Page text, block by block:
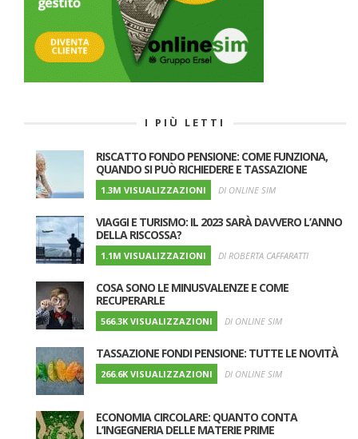
I PIÙ LETTI
RISCATTO FONDO PENSIONE: COME FUNZIONA,
QUANDO SI PUÒ RICHIEDERE E TASSAZIONE
1.3M VISUALIZZAZIONI DI ONLINE SIM
VIAGGI E TURISMO: IL 2023 SARÀ DAVVERO L’ANNO
DELLA RISCOSSA?
1.1M VISUALIZZAZIONI DI ROBERTA CAFFARATTI
COSA SONO LE MINUSVALENZE E COME
RECUPERARLE
566.3K VISUALIZZAZIONI DI ONLINE SIM
TASSAZIONE FONDI PENSIONE: TUTTE LE NOVITÀ
266.6K VISUALIZZAZIONI DI ONLINE SIM
ECONOMIA CIRCOLARE: QUANTO CONTA
L’INGEGNERIA DELLE MATERIE PRIME